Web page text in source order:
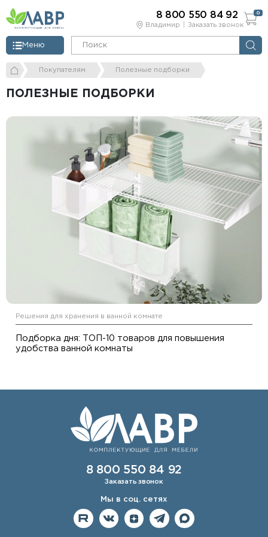
Владимир Заказать звонок
Меню
8 800 550 84 92 0
Покупателям Полезные подборки
ПОЛЕЗНЫЕ ПОДБОРКИ
Решения для хранения в ванной комнате
Подборка дня: ТОП-10 товаров для повышения
удобства ванной комнаты
8 800 550 84 92
Заказать звонок
Мы в соц. сетях